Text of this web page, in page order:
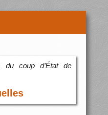
du coup d’État de